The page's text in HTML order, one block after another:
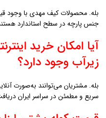
بله. محصولات کیف مهدی با وجود
جنس پارچه در سطح استاندارد هستند
آیا امکان خرید
زيرآب وجود دارد؟
بله. مشتریان می‌توانند به‌صورت
سریع و مطمئن در سراسر ایران